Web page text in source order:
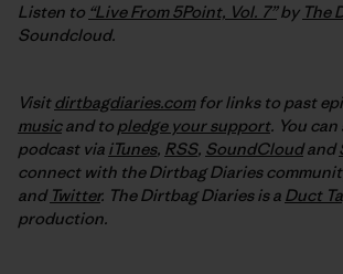
Listen to “Live From 5Point, Vol. 7”by The
Soundcloud.
Visitdirtbagdiaries.comfor links to past
musicand to pledge your support. You
podcast via iTunes, RSS, SoundCloudand
connect with the Dirtbag Diaries
and Twitter. The Dirtbag Diaries is a Duct
production.